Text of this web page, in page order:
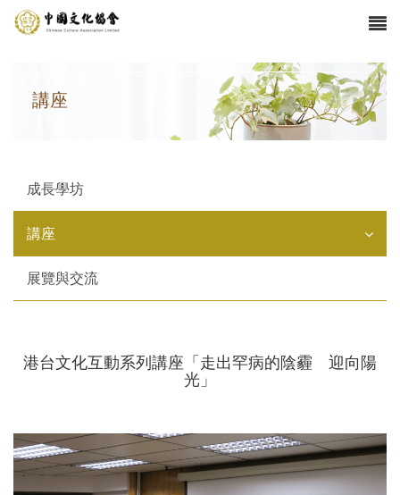
講座
成長學坊
講座
展覽與交流
港台文化互動系列講座「走出罕病的陰霾 迎向陽
光」